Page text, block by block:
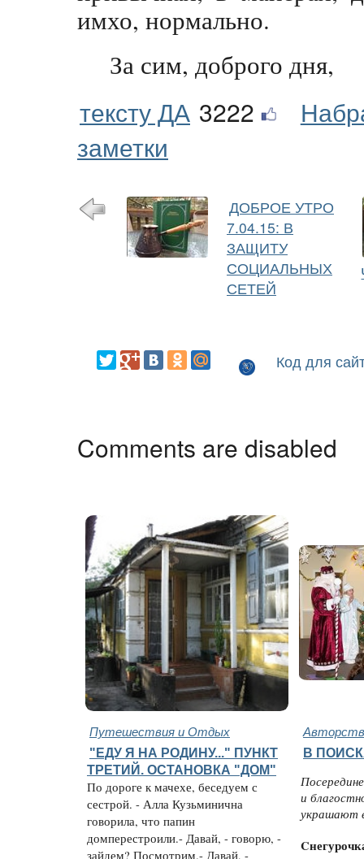
имхо, нормально.
За сим, доброго дня,
тексту ДА 3222
заметки
ДОБРОЕ УТРО
7.04.15: В
ЗАЩИТУ
СОЦИАЛЬНЫХ
СЕТЕЙ
Код для
Comments are disabled
Путешествия и Отдых
"ЕДУ Я НА РОДИНУ..." ПУНКТ
ТРЕТИЙ. ОСТАНОВКА "ДОМ"
По дороге к мачехе, беседуем с
сестрой. - Алла Кузьминична
говорила, что папин
домперестроили.- Давай, - говорю, -
зайдем? Посмотрим.- Давай, -
В
и
украшают